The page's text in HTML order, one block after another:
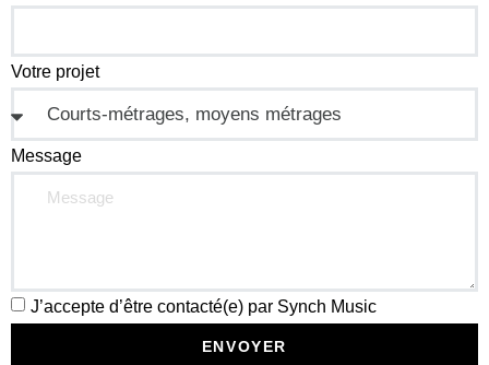
Votre projet
Message
J’accepte d’être contacté(e) par Synch Music
ENVOYER